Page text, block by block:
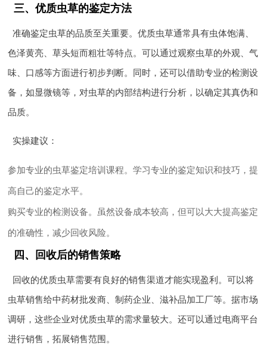
三、优质虫草的鉴定方法
准确鉴定虫草的品质至关重要。优质虫草通常具有虫体饱满、
色泽黄亮、草头短而粗壮等特点。可以通过观察虫草的外观、气
味、口感等方面进行初步判断。同时，还可以借助专业的检测设
备，如显微镜等，对虫草的内部结构进行分析，以确定其真伪和
品质。
实操建议 ：
参加专业的虫草鉴定培训课程。学习专业的鉴定知识和技巧，提
高自己的鉴定水平。
购买专业的检测设备。虽然设备成本较高，但可以大大提高鉴定
的准确性，减少回收风险。
四、回收后的销售策略
回收的优质虫草需要有良好的销售渠道才能实现盈利。可以将
虫草销售给中药材批发商、制药企业、滋补品加工厂等。据市场
调研，这些企业对优质虫草的需求量较大。还可以通过电商平台
进行销售，拓展销售范围。